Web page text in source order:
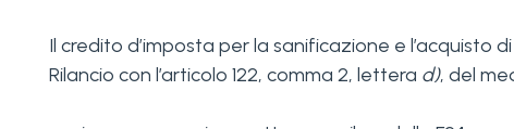
Il credito d’imposta per la sanificazione e l’acquisto
Rilancio con l’articolo 122, comma 2, lettera d), del